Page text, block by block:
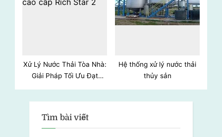
Xử Lý Nước Thải Tòa Nhà:
Giải Pháp Tối Ưu Đạt
Hệ thống xử lý nước thải
thủy sản
Tìm bài viết